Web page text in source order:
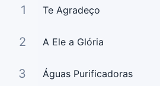
1 Te Agradeço
2 A Ele a Glória
3 Águas Purificadoras